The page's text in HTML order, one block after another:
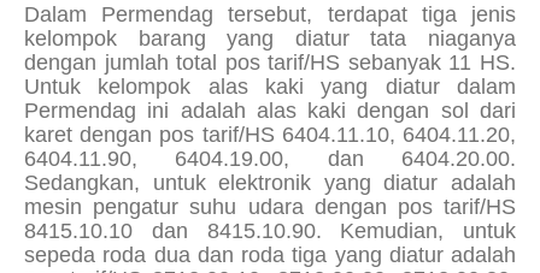
Dalam Permendag tersebut, terdapat tiga jenis
kelompok barang yang diatur tata niaganya
dengan jumlah total pos tarif/HS sebanyak 11 HS.
Untuk kelompok alas kaki yang diatur dalam
Permendag ini adalah alas kaki dengan sol dari
karet dengan pos tarif/HS 6404.11.10, 6404.11.20,
6404.11.90, 6404.19.00, dan 6404.20.00.
Sedangkan, untuk elektronik yang diatur adalah
mesin pengatur suhu udara dengan pos tarif/HS
8415.10.10 dan 8415.10.90. Kemudian, untuk
sepeda roda dua dan roda tiga yang diatur adalah